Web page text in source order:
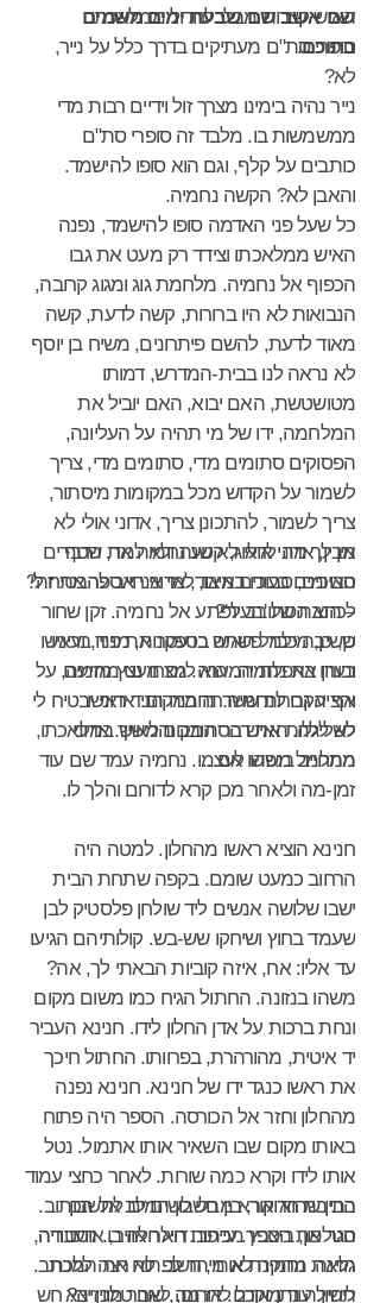
שם אשב שם שבעת ימים משמים
בתוכם.
האיש קצרות מבלי לחדול ממלאכתו.
סופרי סת"ם מעתיקים בדרך כלל על נייר,
לא?
נייר נהיה בימינו מצרך זול וידיים רבות מדי
ממשמשות בו. מלבד זה סופרי סת"ם
כותבים על קלף, וגם הוא סופו להישמד.
והאבן לא? הקשה נחמיה.
כל שעל פני האדמה סופו להישמד, נפנה
האיש ממלאכתו וצידד רק מעט את גבו
הכפוף אל נחמיה. מלחמת גוג ומגוג קרובה,
הנבואות לא היו ברורות, קשה לדעת, קשה
מאוד לדעת, להשם פיתרונים, משיח בן יוסף
לא נראה לנו בבית-המדרש, דמותו
מטושטשת, האם יבוא, האם יוביל את
המלחמה, ידו של מי תהיה על העליונה,
הפסוקים סתומים מדי, סתומים מדי, צריך
לשמור על הקדוש מכל במקומות מיסתור,
צריך לשמור, להתכונן צריך, אדוני אולי לא
מבין, אדוני אולי לא שנה ולא למד, הדברים
סבוכים, סבוכים מאוד, אדוני חייב להבטיח לי
– הוא הסתובב לפתע אל נחמיה. זקן שחור
ששיבה כבר פשתה בו עטר את פניו, ועיניו
בערו באפלת המערה. מצחו נצץ מזיעה, על
אף הקרירות ששררה במקום. אדוני יבטיח לי
לא לגלות את דבר המקום לאיש. אדוני
מתחייב בנפשו אם...
אין לך מה לדאוג, קטע נחמיה את שטף
האיומים בעודו באיבו, למי אני אספר את זה?
לכתבת של 'העיר'?
כן, כן, מילמל האיש בספקנות, מניד בראשו
ובוחן את נחמיה. הוא לגם מעט מהמים
והציע גם לנחמיה. נחמיה הניד ראשו
לשלילה. האיש הסתובב והמשיך במלאכתו,
ממלמל משהו לעצמו. נחמיה עמד שם עוד
זמן-מה ולאחר מכן קרא לדורום והלך לו.
חנינא הוציא ראשו מהחלון. למטה היה
הרחוב כמעט שומם. בקפה שתחת הבית
ישבו שלושה אנשים ליד שולחן פלסטיק לבן
שעמד בחוץ ושיחקו שש-בש. קולותיהם הגיעו
עד אליו: אח, איזה קוביות הבאתי לך, אה?
משהו בנזונה. החתול הגיח כמו משום מקום
ונחת ברכות על אדן החלון לידו. חנינא העביר
יד איטית, מהורהרת, בפרוותו. החתול חיכך
את ראשו כנגד ידו של חנינא. חנינא נפנה
מהחלון וחזר אל הכורסה. הספר היה פתוח
באותו מקום שבו השאיר אותו אתמול. נטל
אותו לידו וקרא כמה שורות. לאחר כחצי עמוד
הבין שהוא קורא מבלי לשים לב אל הכתוב.
סגר את הספר. עייפות חילחלה בו. העבודה
הזאת מרוקנת אותי, חשב. לא רצה ללכת
לישון. עוד מוקדם. אז מה, שוב טלוויזיה? חש
בתיבת הדואר, בין חשבון המים לחשבון
הטלפון, ביצבץ מכתב. דואר אוויר, אוסטריה,
גלינה. נחמיה לא מיהר לפתוח את המכתב.
תחילה נתן אוכל לדורום, לאחר מכן יצא